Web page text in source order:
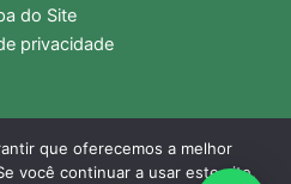
do Site
privacidade
Técnica Lofra | Central de
que oferecemos a melhor
você continuar a usar este site,